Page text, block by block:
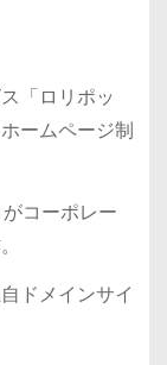
「ロリポッ
ームページ制
コーポレー
ドメインサイ